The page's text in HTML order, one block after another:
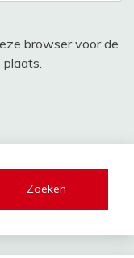
browser voor de
Zoeken